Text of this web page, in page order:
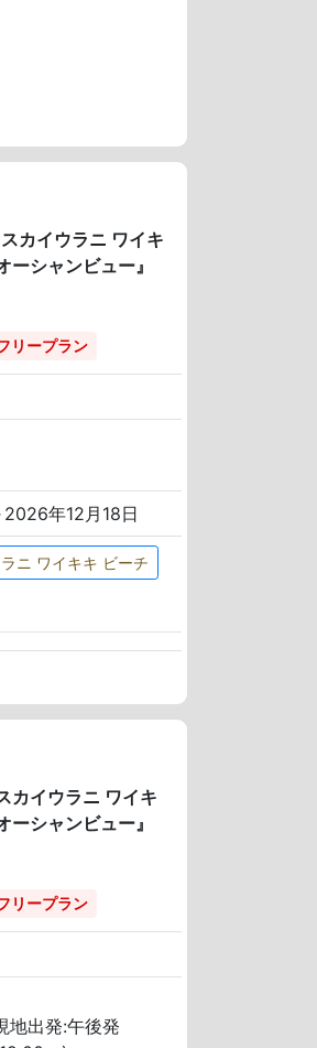
カイウラニ ワイキ
シャンビュー』
リープラン
年12月18日
ニ ワイキキ ビーチ
カイウラニ ワイキ
シャンビュー』
リープラン
地出発:午後発